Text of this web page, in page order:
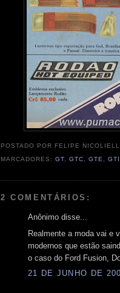
POSTADO POR FELIPE
MARCADORES:GT ,GTC ,GTE ,GTI
2 COMENTÁRIOS:
Anônimo disse...
Realmente a moda vai e
modernos que estão
o caso do Ford Fusion,
21 DE JUNHO DE